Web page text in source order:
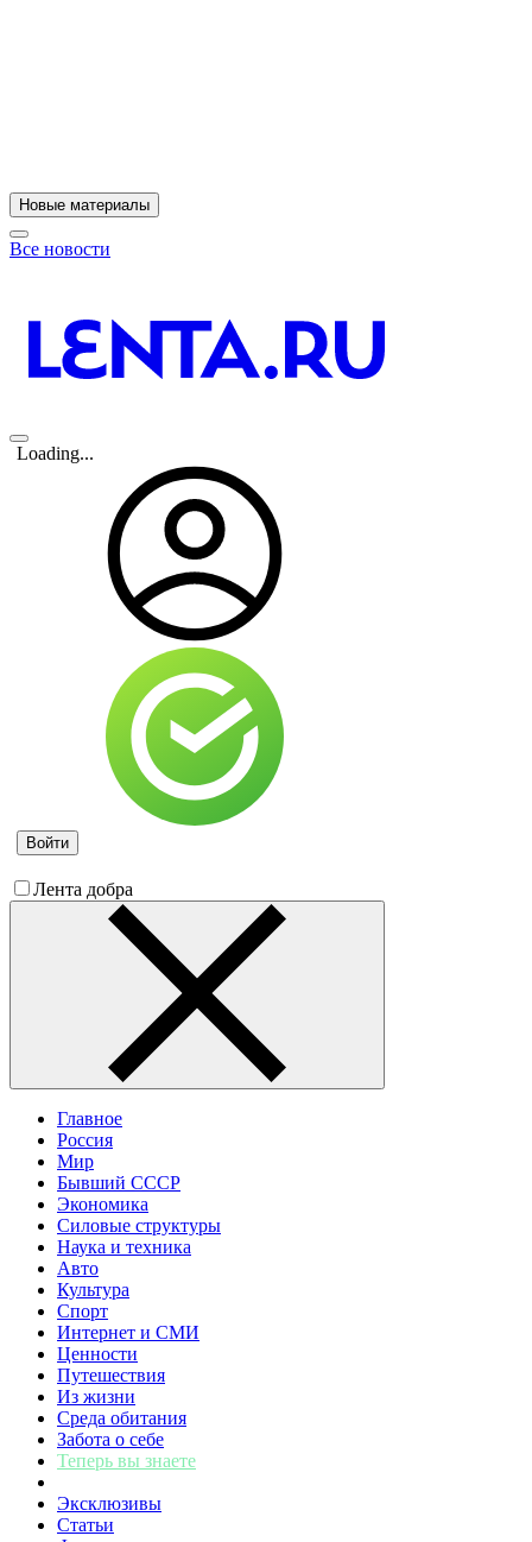
Новые материалы
Все новости
Loading...
Войти
Лента добра
Главное
Россия
Мир
Бывший СССР
Экономика
Силовые структуры
Наука и техника
Авто
Культура
Спорт
Интернет и СМИ
Ценности
Путешествия
Из жизни
Среда обитания
Забота о себе
Теперь вы знаете
Эксклюзивы
Статьи